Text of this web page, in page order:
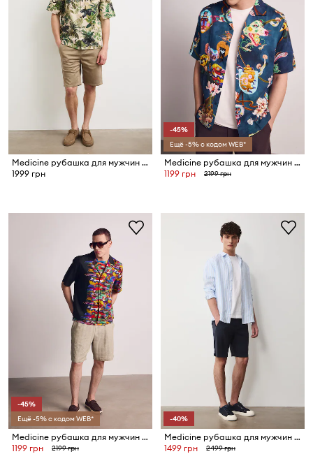
Medicine рубашка для мужчин со льном
1999 грн
-45%
Ещё -5% с кодом WEB*
Medicine рубашка для мужчин из лиоцелла
1199 грн
2199 грн
-45%
Ещё -5% с кодом WEB*
Medicine рубашка для мужчин с добавлением льна
1199 грн
2199 грн
-40%
Medicine рубашка для мужчин из льна
1499 грн
2499 грн